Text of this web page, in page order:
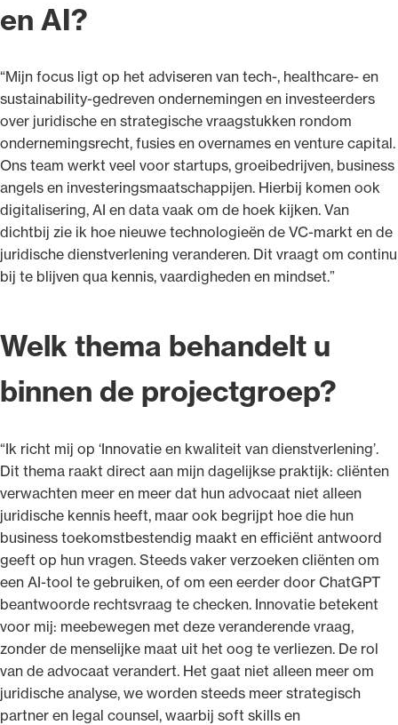
en AI?
“Mijn focus ligt op het adviseren van tech-, healthcare- en
sustainability-gedreven ondernemingen en investeerders
over juridische en strategische vraagstukken rondom
ondernemingsrecht, fusies en overnames en venture capital.
Ons team werkt veel voor startups, groeibedrijven, business
angels en investeringsmaatschappijen. Hierbij komen ook
digitalisering, AI en data vaak om de hoek kijken. Van
dichtbij zie ik hoe nieuwe technologieën de VC-markt en de
juridische dienstverlening veranderen. Dit vraagt om continu
bij te blijven qua kennis, vaardigheden en mindset.”
Welk thema behandelt u
binnen de projectgroep?
“Ik richt mij op ‘Innovatie en kwaliteit van dienstverlening’.
Dit thema raakt direct aan mijn dagelijkse praktijk: cliënten
verwachten meer en meer dat hun advocaat niet alleen
juridische kennis heeft, maar ook begrijpt hoe die hun
business toekomstbestendig maakt en efficiënt antwoord
geeft op hun vragen. Steeds vaker verzoeken cliënten om
een AI-tool te gebruiken, of om een eerder door ChatGPT
beantwoorde rechtsvraag te checken. Innovatie betekent
voor mij: meebewegen met deze veranderende vraag,
zonder de menselijke maat uit het oog te verliezen. De rol
van de advocaat verandert. Het gaat niet alleen meer om
juridische analyse, we worden steeds meer strategisch
partner en legal counsel, waarbij soft skills en